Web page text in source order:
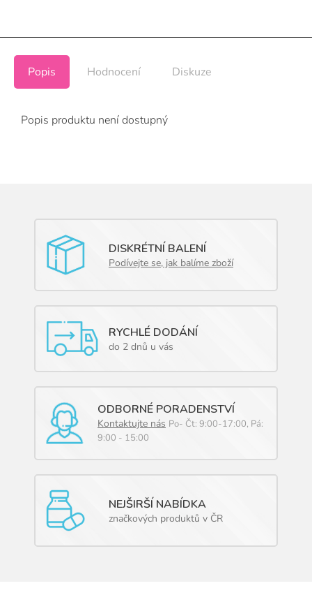
Popis Hodnocení Diskuze
Popis produktu není dostupný
DISKRÉTNÍ BALENÍ
Podívejte se, jak balíme zboží
RYCHLÉ DODÁNÍ
do 2 dnů u vás
ODBORNÉ PORADENSTVÍ
Kontaktujte nás Po- Čt: 9:00-17:00, Pá:
9:00 - 15:00
NEJŠIRŠÍ NABÍDKA
značkových produktů v ČR